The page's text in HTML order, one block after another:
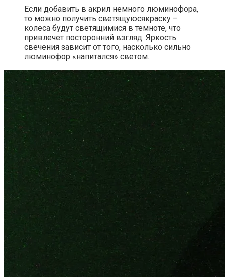
Если добавить в акрил немного люминофора,
то можно получить светящуюсякраску –
колеса будут светящимися в темноте, что
привлечет посторонний взгляд. Яркость
свечения зависит от того, насколько сильно
люминофор «напитался» светом.